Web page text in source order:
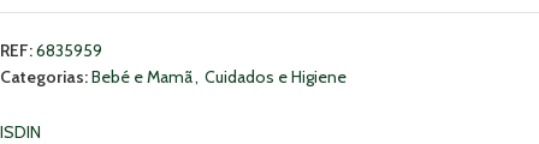
REF:6835959
Categorias:Bebé e Mamã, Cuidados e Higiene
ISDIN